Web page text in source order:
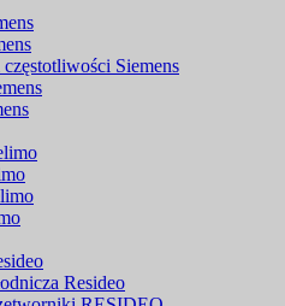
Siemens
Resideo